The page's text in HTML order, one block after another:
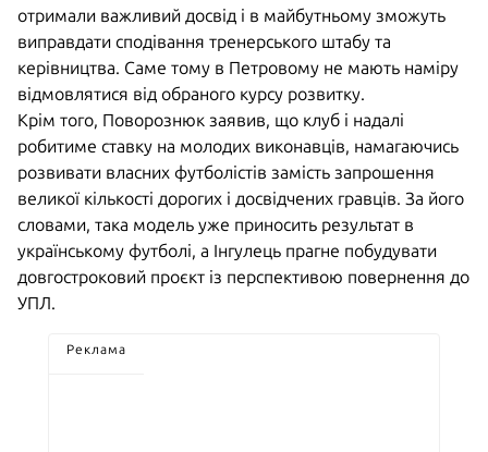
отримали важливий досвід і в майбутньому зможуть
виправдати сподівання тренерського штабу та
керівництва. Саме тому в Петровому не мають наміру
відмовлятися від обраного курсу розвитку.
Крім того, Поворознюк заявив, що клуб і надалі
робитиме ставку на молодих виконавців, намагаючись
розвивати власних футболістів замість запрошення
великої кількості дорогих і досвідчених гравців. За його
словами, така модель уже приносить результат в
українському футболі, а Інгулець прагне побудувати
довгостроковий проєкт із перспективою повернення до
УПЛ.
Реклама